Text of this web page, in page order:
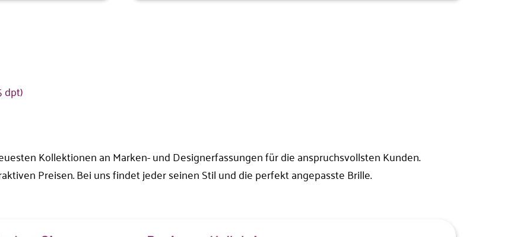
dpt)
Kollektionen an Marken- und Designerfassungen für die anspruchsvollsten Kunden.
Preisen. Bei uns findet jeder seinen Stil und die perfekt angepasste Brille.